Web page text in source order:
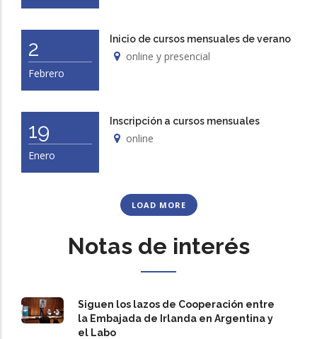
2
Febrero
Inicio de cursos mensuales de verano
online y presencial
19
Enero
Inscripción a cursos mensuales
online
LOAD MORE
Notas de interés
Siguen los lazos de Cooperación entre
la Embajada de Irlanda en Argentina y
el Labo